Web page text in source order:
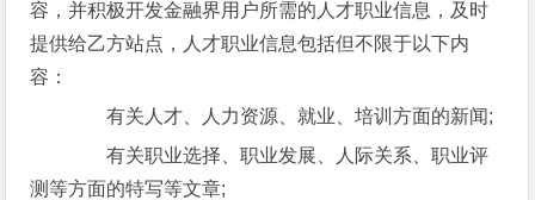
容，并积极开发金融界用户所需的人才职业信息，及时
提供给乙方站点，人才职业信息包括但不限于以下内
容：
有关人才、人力资源、就业、培训方面的新闻;
有关职业选择、职业发展、人际关系、职业评
测等方面的特写等文章;